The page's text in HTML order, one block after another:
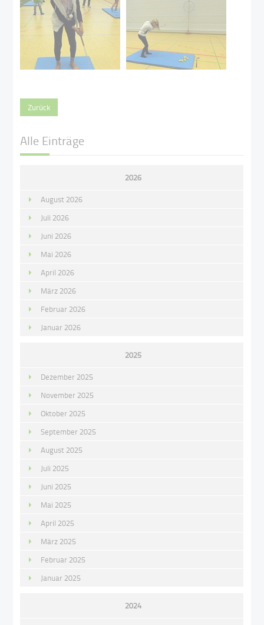
Zurück
Alle Einträge
2026
August 2026
Juli 2026
Juni 2026
Mai 2026
April 2026
März 2026
Februar 2026
Januar 2026
2025
Dezember 2025
November 2025
Oktober 2025
September 2025
August 2025
Juli 2025
Juni 2025
Mai 2025
April 2025
März 2025
Februar 2025
Januar 2025
2024